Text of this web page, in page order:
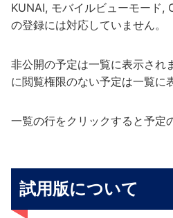
KUNAI, モバイルビューモード,
の登録には対応していません。
非公開の予定は一覧に表示され
に閲覧権限のない予定は一覧に
一覧の行をクリックすると予定
試用版について